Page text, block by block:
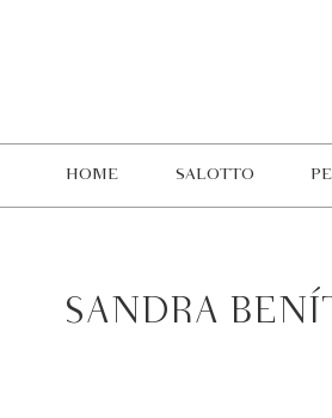
HOME SALOTTO
SANDRA